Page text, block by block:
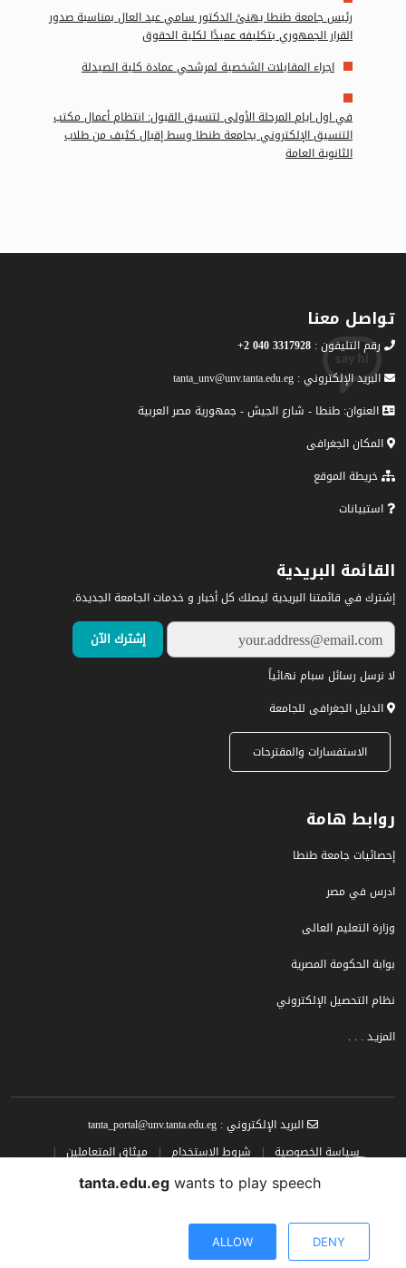
رئيس جامعة طنطا يهنئ الدكتور سامي عبد العال بمناسبة صدور
القرار الجمهوري بتكليفه عميدًا لكلية الحقوق
اجراء المقابلات الشخصية لمرشحي عمادة كلية الصيدلة
في اول ايام المرحلة الأولى لتنسيق القبول: انتظام أعمال مكتب
التنسيق الإلكتروني بجامعة طنطا وسط إقبال كثيف من طلاب
الثانوية العامة
تواصل معنا
رقم التليفون : 3317928 040 2+
البريد الإلكتروني : tanta_unv@unv.tanta.edu.eg
العنوان: طنطا - شارع الجيش - جمهورية مصر العربية
المكان الجغرافى
خريطة الموقع
استبيانات
القائمة البريدية
إشترك في قائمتنا البريدية ليصلك كل أخبار و خدمات الجامعة الجديدة.
لا نرسل رسائل سبام نهائياً
الدليل الجغرافى للجامعة
الاستفسارات والمقترحات
روابط هامة
إحصائيات جامعة طنطا
ادرس في مصر
وزارة التعليم العالى
بوابة الحكومة المصرية
نظام التحصيل الإلكتروني
المزيـد . . .
البريد الإلكتروني : tanta_portal@unv.tanta.edu.eg
سياسة الخصوصية | شروط الاستخدام | ميثاق المتعاملين |
تصميم وتطوير البوابة الإلكترونية جامعة طنطــا الحقوق محفوظة © جامعة طنطا |
2024
tanta.edu.egwants to play speech
DENY
ALLOW